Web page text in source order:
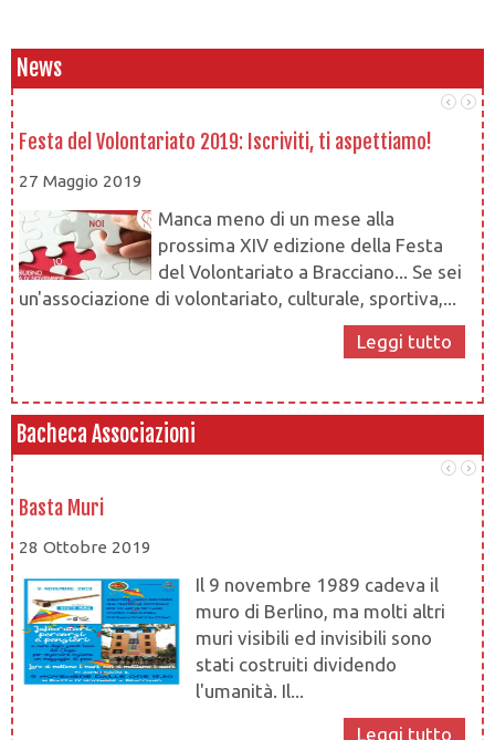
News
Festa del Volontariato 2019: Iscriviti, ti aspettiamo!
27 Maggio 2019
Manca meno di un mese alla
prossima XIV edizione della Festa
del Volontariato a Bracciano... Se sei
un'associazione di volontariato, culturale, sportiva,...
Leggi tutto
Bacheca Associazioni
Basta Muri
28 Ottobre 2019
Il 9 novembre 1989 cadeva il
muro di Berlino, ma molti altri
muri visibili ed invisibili sono
stati costruiti dividendo
l'umanità. Il...
Leggi tutto